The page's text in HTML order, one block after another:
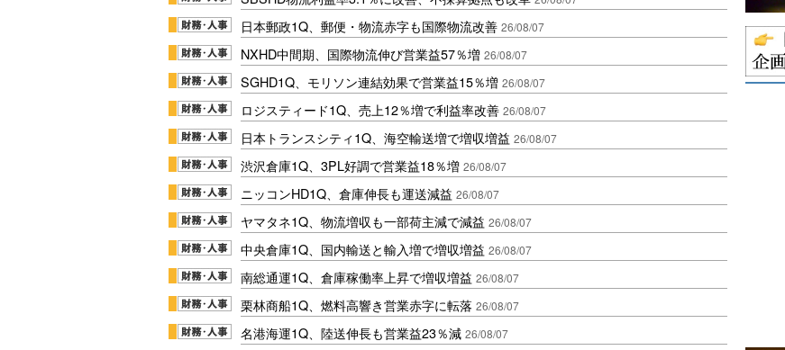
日本郵政1Q、郵便・物流赤字も国際物流改善 26/08/07
NXHD中間期、国際物流伸び営業益57％増 26/08/07
SGHD1Q、モリソン連結効果で営業益15％増 26/08/07
ロジスティード1Q、売上12％増で利益率改善 26/08/07
日本トランスシティ1Q、海空輸送増で増収増益 26/08/07
渋沢倉庫1Q、3PL好調で営業益18％増 26/08/07
ニッコンHD1Q、倉庫伸長も運送減益 26/08/07
ヤマタネ1Q、物流増収も一部荷主減で減益 26/08/07
中央倉庫1Q、国内輸送と輸入増で増収増益 26/08/07
南総通運1Q、倉庫稼働率上昇で増収増益 26/08/07
栗林商船1Q、燃料高響き営業赤字に転落 26/08/07
名港海運1Q、陸送伸長も営業益23％減 26/08/07